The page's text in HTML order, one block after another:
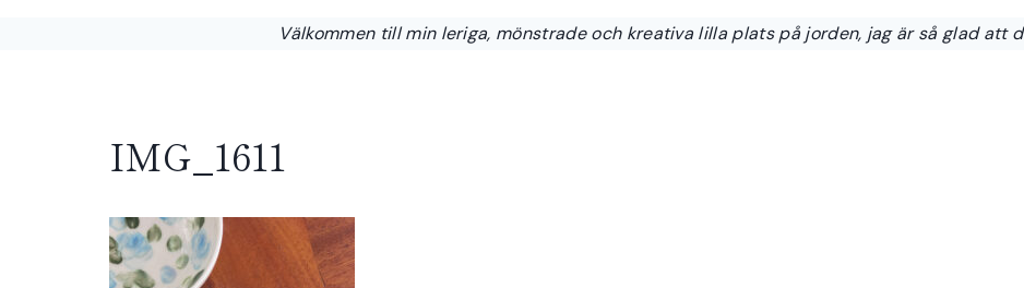
Välkommen till min leriga, mönstrade och kreativa lilla plats på jorden, jag är så glad att
IMG_1611